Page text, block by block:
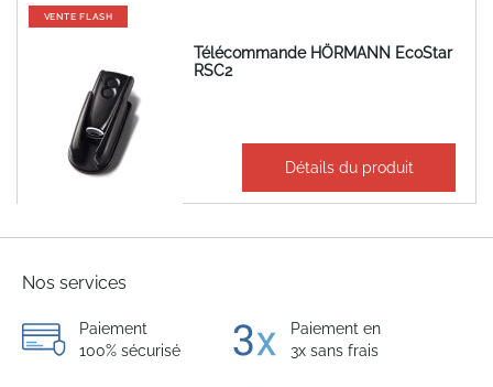
VENTE FLASH
Télécommande HÖRMANN EcoStar
RSC2
26,89 €
22,41 € Détails du produit
Nos services
Paiement
100% sécurisé
Paiement en
3x sans frais